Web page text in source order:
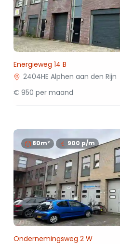
Energieweg 14 B
2404HE Alphen aan den Rijn
€ 950 per maand
80m² 900 p/m
Ondernemingsweg 2 W